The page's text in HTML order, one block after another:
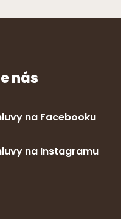
nás
na Facebooku
na Instagramu